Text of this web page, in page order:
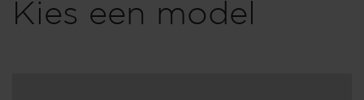
Kies een model